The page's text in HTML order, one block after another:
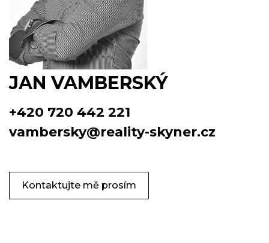
JAN VAMBERSKÝ
+420 720 442 221
vambersky@reality-skyner.cz
Kontaktujte mě prosím